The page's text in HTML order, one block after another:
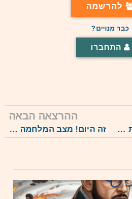
להרשמה
כבר מנויים?
התחברו
ח ד ש: כאן תמצאו את השידור החי החדש: מצב המלחמה 3: ניתוח, מטרות והישגים 1.11.23
ההרצאה הבאה
זה היום! מצב המלחמה 5, בשל מצב החירום, מהלך המלחמה, הגזרות השונות, מפות ואתגרים, 3.12.23